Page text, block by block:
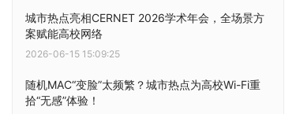
城市热点亮相CERNET 2026学术年会，全场景方
案赋能高校网络
2026-06-15 15:09:25
随机MAC“变脸”太频繁？城市热点为高校Wi-Fi重
拾“无感”体验！